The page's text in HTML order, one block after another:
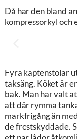
Då har den bland
kompressorkyl och
Fyra kaptenstolar
taksäng. Köket är
bak. Man har valt
att där rymma
markfrigång än
de frostskyddade.